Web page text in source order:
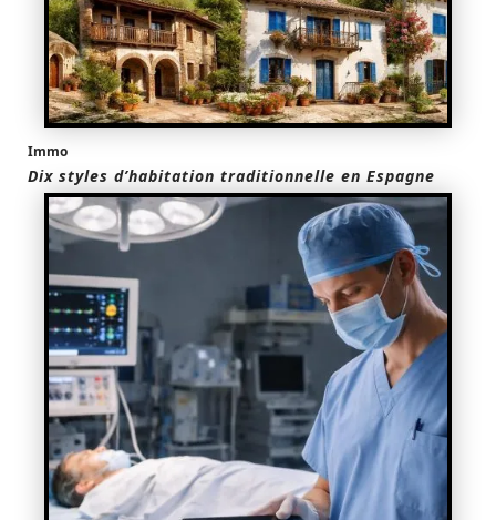
Immo
Dix styles d’habitation traditionnelle en Espagne